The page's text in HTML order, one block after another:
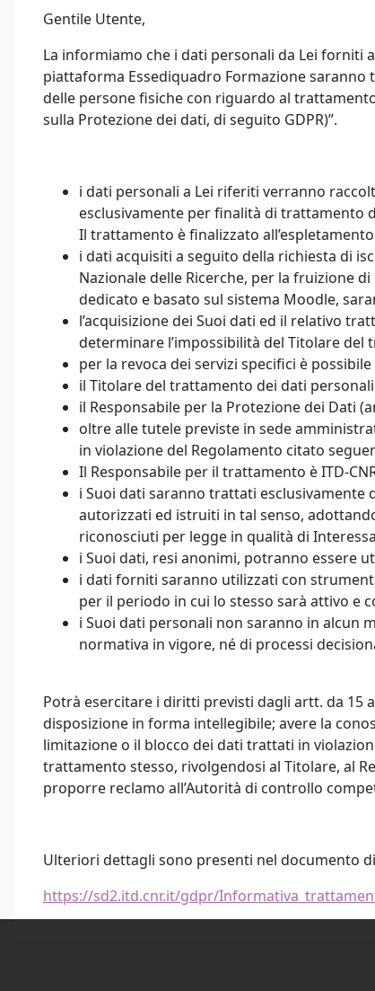
Gentile Utente,
La informiamo che i dati personali da Lei forniti
piattaforma Essediquadro Formazione saranno
delle persone fisiche con riguardo al
sulla Protezione dei dati, di seguito GDPR)”.
i dati personali a Lei riferiti verranno
esclusivamente per finalità di trattamento
Il trattamento è finalizzato
i dati acquisiti a seguito della richiesta di
Nazionale delle Ricerche, per la fruizione di
dedicato e basato sul sistema Moodle,
l’acquisizione dei Suoi dati ed il relativo
determinare l’impossibilità del Titolare
per la revoca dei servizi specifici è
il Titolare del trattamento dei dati personali
il Responsabile per la Protezione dei Dati
oltre alle tutele previste in sede
in violazione del Regolamento citato
Il Responsabile per il trattamento è ITD-
i Suoi dati saranno trattati esclusivamente
autorizzati ed istruiti in tal senso,
riconosciuti per legge in qualità di
i Suoi dati, resi anonimi, potranno essere
i dati forniti saranno utilizzati con
per il periodo in cui lo stesso sarà attivo e
i Suoi dati personali non saranno in alcun
normativa in vigore, né di processi
Potrà esercitare i diritti previsti dagli artt. da 15
disposizione in forma intellegibile; avere la
limitazione o il blocco dei dati trattati in
trattamento stesso, rivolgendosi al Titolare, al
proporre reclamo all’Autorità di controllo
Ulteriori dettagli sono presenti nel documento
https://sd2.itd.cnr.it/gdpr/